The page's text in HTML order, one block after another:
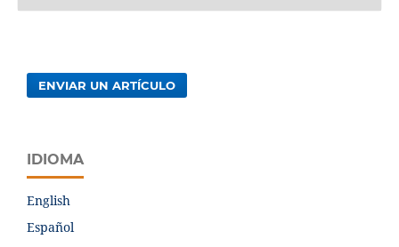
ENVIAR UN ARTÍCULO
IDIOMA
English
Español